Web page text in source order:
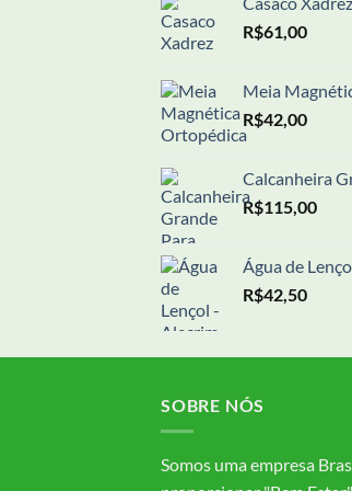
R$61,00
Meia
R$42,00
Calcanheira
R$115,00
Água de
R$42,50
SOBRE NÓS
Somos uma empresa